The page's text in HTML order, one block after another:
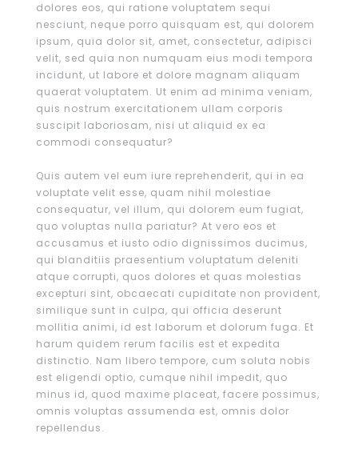
dolores eos, qui ratione voluptatem sequi
nesciunt, neque porro quisquam est, qui dolorem
ipsum, quia dolor sit, amet, consectetur, adipisci
velit, sed quia non numquam eius modi tempora
incidunt, ut labore et dolore magnam aliquam
quaerat voluptatem. Ut enim ad minima veniam,
quis nostrum exercitationem ullam corporis
suscipit laboriosam, nisi ut aliquid ex ea
commodi consequatur?
Quis autem vel eum iure reprehenderit, qui in ea
voluptate velit esse, quam nihil molestiae
consequatur, vel illum, qui dolorem eum fugiat,
quo voluptas nulla pariatur? At vero eos et
accusamus et iusto odio dignissimos ducimus,
qui blanditiis praesentium voluptatum deleniti
atque corrupti, quos dolores et quas molestias
excepturi sint, obcaecati cupiditate non provident,
similique sunt in culpa, qui officia deserunt
mollitia animi, id est laborum et dolorum fuga. Et
harum quidem rerum facilis est et expedita
distinctio. Nam libero tempore, cum soluta nobis
est eligendi optio, cumque nihil impedit, quo
minus id, quod maxime placeat, facere possimus,
omnis voluptas assumenda est, omnis dolor
repellendus.